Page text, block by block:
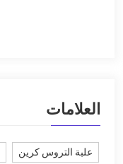
العلامات
علبة التروس كرين